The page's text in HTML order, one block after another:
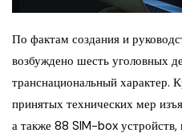
По фактам создания и
возбуждено шесть уголовных
транснациональный характер.
принятых технических мер
а также 88 SIM-box устройств,